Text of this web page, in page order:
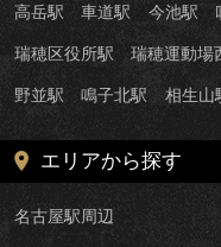
高岳駅 車道駅 今池駅
瑞穂区役所駅 瑞穂運動場
野並駅 鳴子北駅 相生山
エリアから探す
名古屋駅周辺